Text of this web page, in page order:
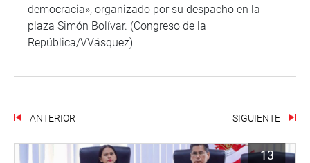
democracia», organizado por su despacho en la
plaza Simón Bolívar. (Congreso de la
República/VVásquez)
ANTERIOR SIGUIENTE
13